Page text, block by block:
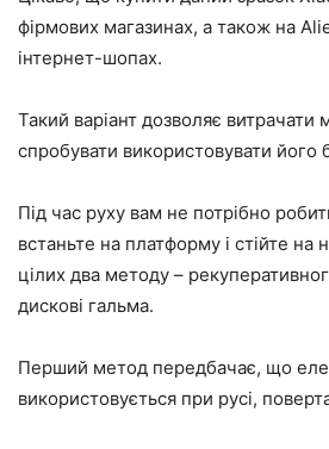
фірмових магазинах, а також на
інтернет-шопах.
Такий варіант дозволяє витрачати
спробувати використовувати
Під час руху вам не потрібно
встаньте на платформу і стійте на
цілих два методу –
дискові гальма.
Перший метод передбачає, що
використовується при русі,